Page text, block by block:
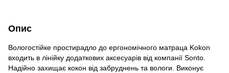
Опис
Вологостійке простирадло до ергономічного матраца Kokon
входить в лінійку додаткових аксесуарів від компанії Sonto.
Надійно захищає кокон від забруднень та вологи. Виконує